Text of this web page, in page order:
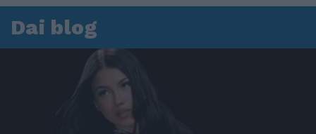
Dai blog